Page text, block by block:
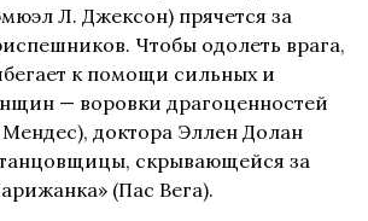
Л. Джексон) прячется за
Чтобы одолеть врага,
к помощи сильных и
— воровки драгоценностей
доктора Эллен Долан
скрывающейся за
(Пас Вега).